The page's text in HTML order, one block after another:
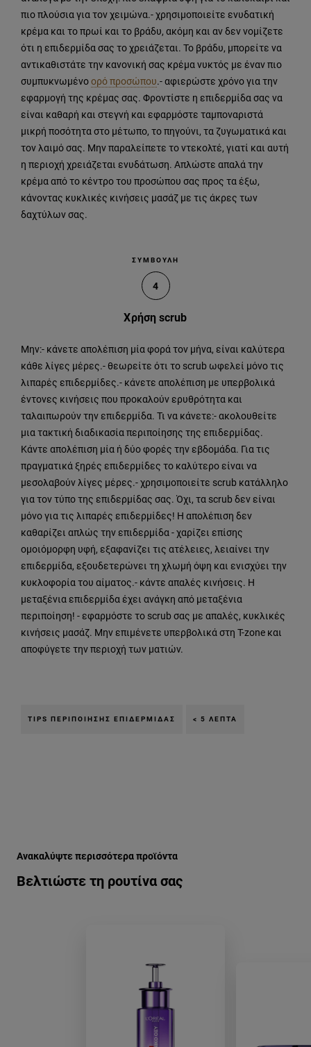
πιο πλούσια για τον χειμώνα.- χρησιμοποιείτε ενυδατική
κρέμα και το πρωί και το βράδυ, ακόμη και αν δεν νομίζετε
ότι η επιδερμίδα σας το χρειάζεται. Το βράδυ, μπορείτε να
αντικαθιστάτε την κανονική σας κρέμα νυκτός με έναν πιο
συμπυκνωμένοορό προσώπου.- αφιερώστε χρόνο για την
εφαρμογή της κρέμας σας. Φροντίστε η επιδερμίδα σας να
είναι καθαρή και στεγνή και εφαρμόστε ταμποναριστά
μικρή ποσότητα στο μέτωπο, το πηγούνι, τα ζυγωματικά και
τον λαιμό σας. Μην παραλείπετε το ντεκολτέ, γιατί και αυτή
η περιοχή χρειάζεται ενυδάτωση. Απλώστε απαλά την
κρέμα από το κέντρο του προσώπου σας προς τα έξω,
κάνοντας κυκλικές κινήσεις μασάζ με τις άκρες των
δαχτύλων σας.
ΣΥΜΒΟΥΛΗ
4
Χρήση scrub
Μην:- κάνετε απολέπιση μία φορά τον μήνα, είναι καλύτερα
κάθε λίγες μέρες.- θεωρείτε ότι το scrub ωφελεί μόνο τις
λιπαρές επιδερμίδες.- κάνετε απολέπιση με υπερβολικά
έντονες κινήσεις που προκαλούν ερυθρότητα και
ταλαιπωρούν την επιδερμίδα. Τι να κάνετε:- ακολουθείτε
μια τακτική διαδικασία περιποίησης της επιδερμίδας.
Κάντε απολέπιση μία ή δύο φορές την εβδομάδα. Για τις
πραγματικά ξηρές επιδερμίδες το καλύτερο είναι να
μεσολαβούν λίγες μέρες.- χρησιμοποιείτε scrub κατάλληλο
για τον τύπο της επιδερμίδας σας. Όχι, τα scrub δεν είναι
μόνο για τις λιπαρές επιδερμίδες! Η απολέπιση δεν
καθαρίζει απλώς την επιδερμίδα - χαρίζει επίσης
ομοιόμορφη υφή, εξαφανίζει τις ατέλειες, λειαίνει την
επιδερμίδα, εξουδετερώνει τη χλωμή όψη και ενισχύει την
κυκλοφορία του αίματος.- κάντε απαλές κινήσεις. Η
μεταξένια επιδερμίδα έχει ανάγκη από μεταξένια
περιποίηση! - εφαρμόστε το scrub σας με απαλές, κυκλικές
κινήσεις μασάζ. Μην επιμένετε υπερβολικά στη T-zone και
αποφύγετε την περιοχή των ματιών.
TIPS ΠΕΡΙΠΟΊΗΣΗΣ ΕΠΙΔΕΡΜΊΔΑΣ < 5 ΛΕΠΤΆ
Βελτιώστε τη ρουτίνα σας
Ανακαλύψτε περισσότερα προϊόντα